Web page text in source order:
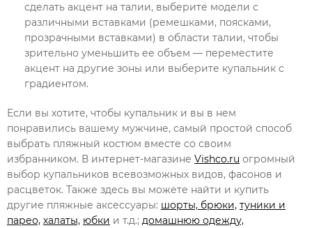
сделать акцент на талии, выберите модели с
различными вставками (ремешками, поясками,
прозрачными вставками) в области талии, чтобы
зрительно уменьшить ее объем — переместите
акцент на другие зоны или выберите купальник с
градиентом.
Если вы хотите, чтобы купальник и вы в нем
понравились вашему мужчине, самый простой способ
выбрать пляжный костюм вместе со своим
избранником. В интернет-магазине Vishco.ru огромный
выбор купальников всевозможных видов, фасонов и
расцветок. Также здесь вы можете найти и купить
другие пляжные аксессуары: шорты, брюки, туники и
парео, халаты, юбки и т.д.; домашнюю одежду,